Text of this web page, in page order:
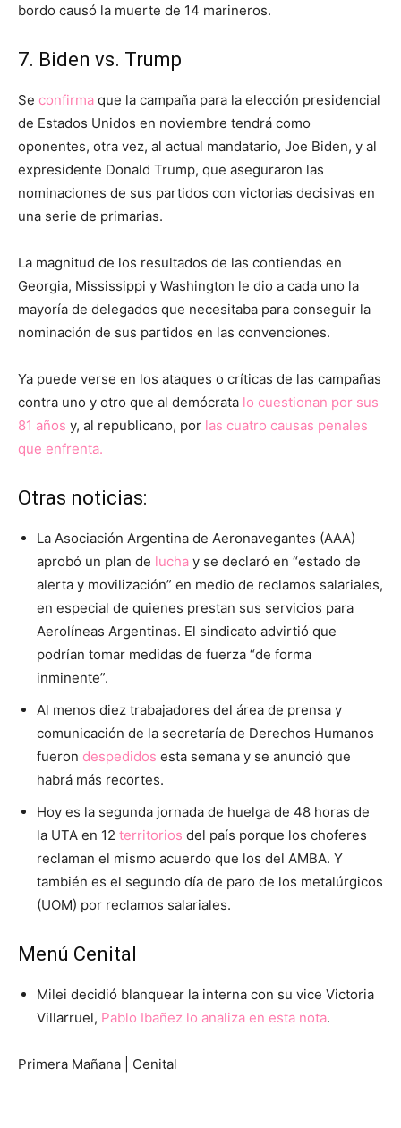
bordo causó la muerte de 14 marineros.
7. Biden vs. Trump
Se confirma que la campaña para la elección presidencial
de Estados Unidos en noviembre tendrá como
oponentes, otra vez, al actual mandatario, Joe Biden, y al
expresidente Donald Trump, que aseguraron las
nominaciones de sus partidos con victorias decisivas en
una serie de primarias.
La magnitud de los resultados de las contiendas en
Georgia, Mississippi y Washington le dio a cada uno la
mayoría de delegados que necesitaba para conseguir la
nominación de sus partidos en las convenciones.
Ya puede verse en los ataques o críticas de las campañas
contra uno y otro que al demócrata lo cuestionan por sus
81 años y, al republicano, por las cuatro causas penales
que enfrenta.
Otras noticias:
La Asociación Argentina de Aeronavegantes (AAA)
aprobó un plan de lucha y se declaró en “estado de
alerta y movilización” en medio de reclamos salariales,
en especial de quienes prestan sus servicios para
Aerolíneas Argentinas. El sindicato advirtió que
podrían tomar medidas de fuerza “de forma
inminente”.
Al menos diez trabajadores del área de prensa y
comunicación de la secretaría de Derechos Humanos
fueron despedidos esta semana y se anunció que
habrá más recortes.
Hoy es la segunda jornada de huelga de 48 horas de
la UTA en 12 territorios del país porque los choferes
reclaman el mismo acuerdo que los del AMBA. Y
también es el segundo día de paro de los metalúrgicos
(UOM) por reclamos salariales.
Menú Cenital
Milei decidió blanquear la interna con su vice Victoria
Villarruel, Pablo Ibañez lo analiza en esta nota.
Primera Mañana | Cenital